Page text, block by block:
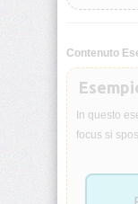
animation-
timing-
function
aspect-
ratio
Contenuto
In questo
focus si